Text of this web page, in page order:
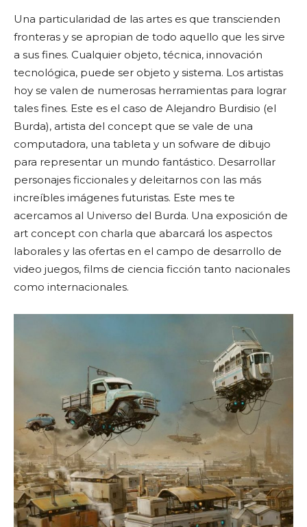
Una particularidad de las artes es que transcienden
fronteras y se apropian de todo aquello que les sirve
a sus fines. Cualquier objeto, técnica, innovación
tecnológica, puede ser objeto y sistema. Los artistas
hoy se valen de numerosas herramientas para lograr
tales fines. Este es el caso de Alejandro Burdisio (el
Burda), artista del concept que se vale de una
computadora, una tableta y un sofware de dibujo
para representar un mundo fantástico. Desarrollar
personajes ficcionales y deleitarnos con las más
increíbles imágenes futuristas. Este mes te
acercamos al Universo del Burda. Una exposición de
art concept con charla que abarcará los aspectos
laborales y las ofertas en el campo de desarrollo de
video juegos, films de ciencia ficción tanto nacionales
como internacionales.